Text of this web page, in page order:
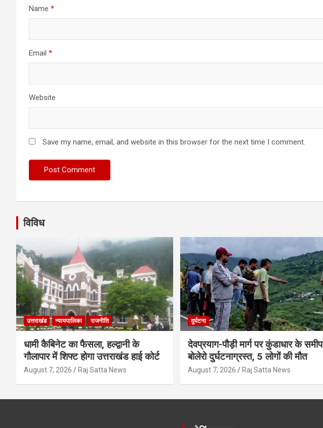
Name *
Email *
Website
Save my name, email, and website in this browser for the next time I comment.
विविध
उत्तराखंड न्यायपालिका राजनीति
धामी कैबिनेट का फैसला, हल्द्वानी के
गौलापार में शिफ्ट होगा उत्तराखंड हाई कोर्ट
August 7, 2026 Raj Satta News
दुर्घटना
देवप्रयाग-पौड़ी मार्ग पर कुंडाधार के समीप
बोलेरो दुर्घटनाग्रस्त, 5 लोगों की मौत
August 7, 2026 Raj Satta News